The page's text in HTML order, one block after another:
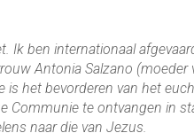
Ik ben internationaal
Antonia Salzano (moeder
is het bevorderen van het
Communie te ontvangen in
naar die van Jezus.